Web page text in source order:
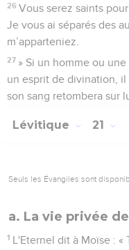
26 Vous serez saints
Je vous ai séparés des
m’apparteniez.
27 » Si un homme ou
un esprit de divination, il
son sang retombera sur
Lévitique 21
Seuls les Évangiles sont
a. La vie privée
1 L'Eternel dit à Moïse : «